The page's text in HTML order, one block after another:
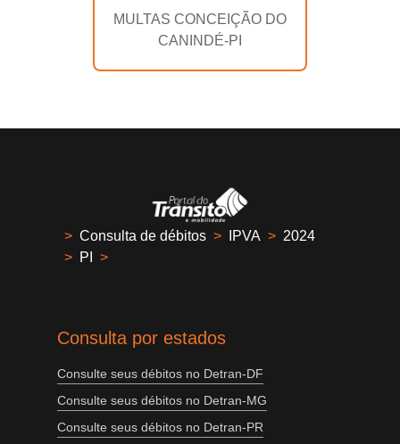
MULTAS CONCEIÇÃO DO
CANINDÉ-PI
> Consulta de débitos > IPVA > 2024
> PI >
Consulta por estados
Consulte seus débitos no Detran-DF
Consulte seus débitos no Detran-MG
Consulte seus débitos no Detran-PR